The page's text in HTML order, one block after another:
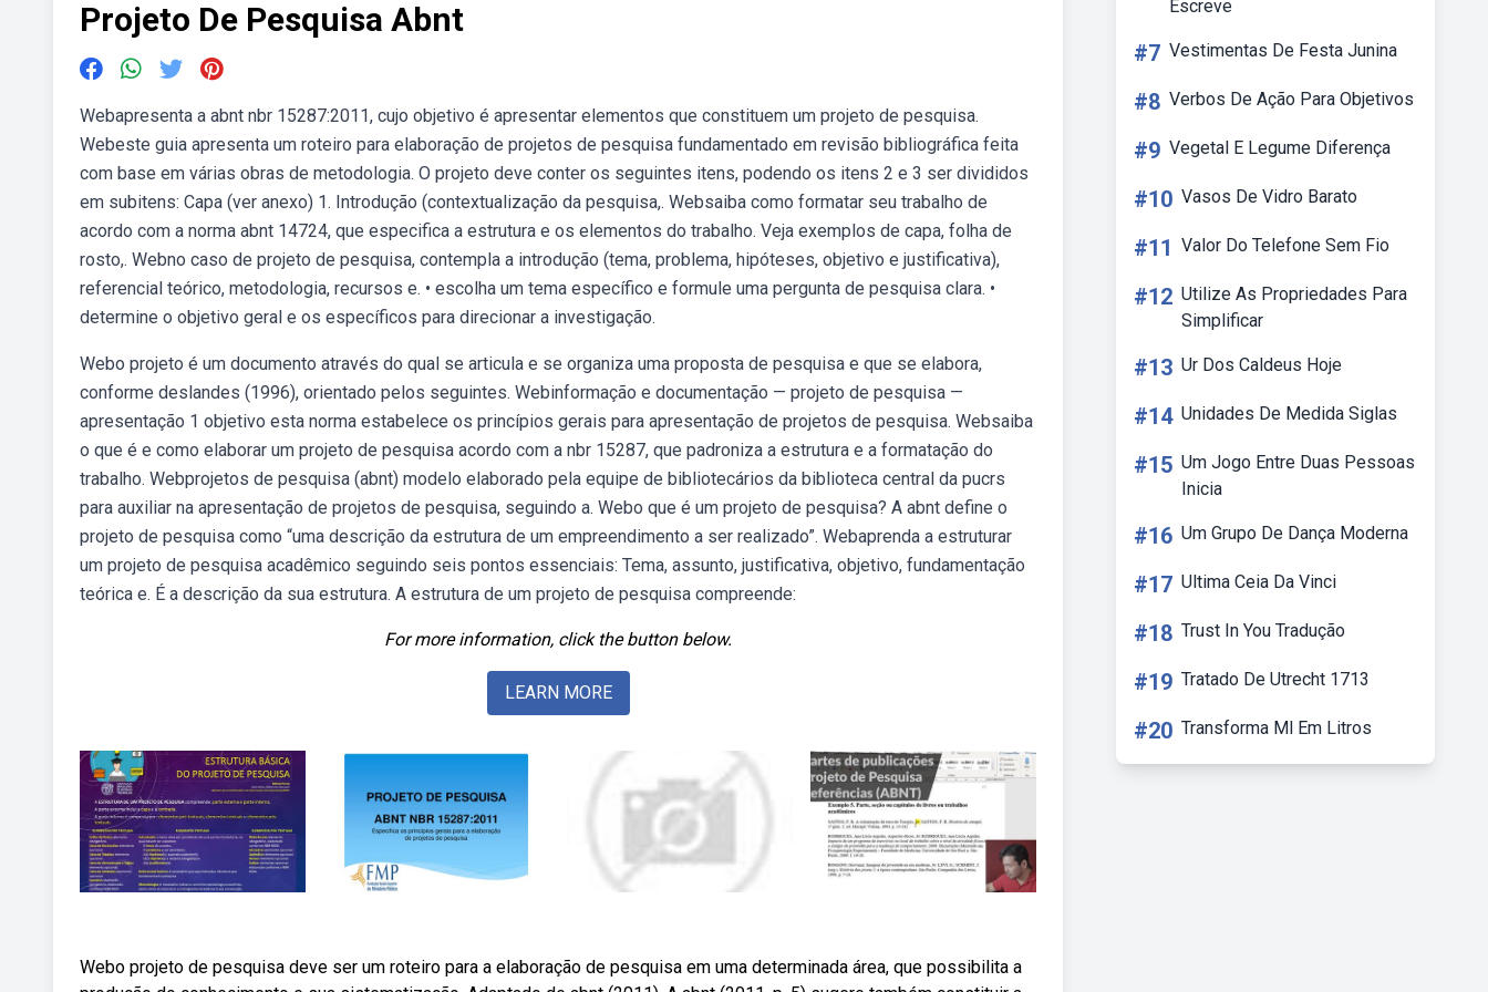
Projeto De Pesquisa Abnt
Webapresenta a abnt nbr 15287:2011, cujo objetivo é apresentar elementos que constituem um projeto de pesquisa.
Webeste guia apresenta um roteiro para elaboração de projetos de pesquisa fundamentado em revisão bibliográfica feita
com base em várias obras de metodologia. O projeto deve conter os seguintes itens, podendo os itens 2 e 3 ser divididos
em subitens: Capa (ver anexo) 1. Introdução (contextualização da pesquisa,. Websaiba como formatar seu trabalho de
acordo com a norma abnt 14724, que especifica a estrutura e os elementos do trabalho. Veja exemplos de capa, folha de
rosto,. Webno caso de projeto de pesquisa, contempla a introdução (tema, problema, hipóteses, objetivo e justificativa),
referencial teórico, metodologia, recursos e. • escolha um tema específico e formule uma pergunta de pesquisa clara. •
determine o objetivo geral e os específicos para direcionar a investigação.
Webo projeto é um documento através do qual se articula e se organiza uma proposta de pesquisa e que se elabora,
conforme deslandes (1996), orientado pelos seguintes. Webinformação e documentação — projeto de pesquisa —
apresentação 1 objetivo esta norma estabelece os princípios gerais para apresentação de projetos de pesquisa. Websaiba
o que é e como elaborar um projeto de pesquisa acordo com a nbr 15287, que padroniza a estrutura e a formatação do
trabalho. Webprojetos de pesquisa (abnt) modelo elaborado pela equipe de bibliotecários da biblioteca central da pucrs
para auxiliar na apresentação de projetos de pesquisa, seguindo a. Webo que é um projeto de pesquisa? A abnt define o
projeto de pesquisa como “uma descrição da estrutura de um empreendimento a ser realizado”. Webaprenda a estruturar
um projeto de pesquisa acadêmico seguindo seis pontos essenciais: Tema, assunto, justificativa, objetivo, fundamentação
teórica e. É a descrição da sua estrutura. A estrutura de um projeto de pesquisa compreende:
For more information, click the button below.
LEARN MORE
Webo projeto de pesquisa deve ser um roteiro para a elaboração de pesquisa em uma determinada área, que possibilita a
Escreve
#7 Vestimentas De Festa Junina
#8 Verbos De Ação Para Objetivos
#9 Vegetal E Legume Diferença
#10 Vasos De Vidro Barato
#11 Valor Do Telefone Sem Fio
#12 Utilize As Propriedades Para
Simplificar
#13 Ur Dos Caldeus Hoje
#14 Unidades De Medida Siglas
#15 Um Jogo Entre Duas Pessoas
Inicia
#16 Um Grupo De Dança Moderna
#17 Ultima Ceia Da Vinci
#18 Trust In You Tradução
#19 Tratado De Utrecht 1713
#20 Transforma Ml Em Litros